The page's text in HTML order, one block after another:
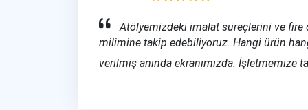
Atölyemizdeki imalat süreçlerini ve fire
milimine takip edebiliyoruz. Hangi ürün
verilmiş anında ekranımızda. İşletmemize